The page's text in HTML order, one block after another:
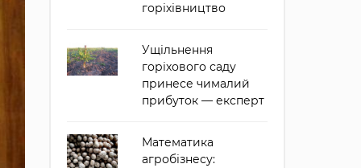
горіхівництво
Ущільнення
горіхового саду
принесе чималий
прибуток — експерт
Математика
агробізнесу: